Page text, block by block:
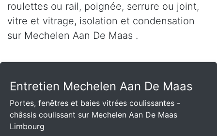
roulettes ou rail, poignée, serrure ou joint,
vitre et vitrage, isolation et condensation
sur Mechelen Aan De Maas .
Entretien Mechelen Aan De Maas
Portes, fenêtres et baies vitrées coulissantes -
châssis coulissant sur Mechelen Aan De Maas
Limbourg